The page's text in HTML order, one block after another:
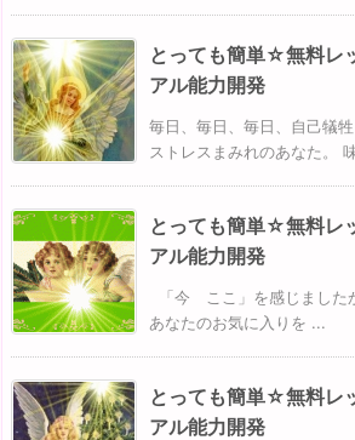
とっても簡単☆無料レ
アル能力開発
毎日、毎日、毎日、自己犠牲
ストレスまみれのあなた。
とっても簡単☆無料レ
アル能力開発
「今 ここ」を感じました
あなたのお気に入りを ...
とっても簡単☆無料レ
アル能力開発